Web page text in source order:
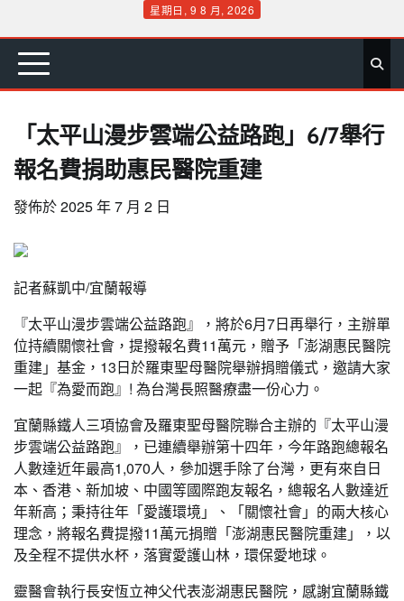
content
星期日, 9 8 月, 2026
首 要 娛 生 社 文 公 運 旅 政 地 專
「太平山漫步雲端公益路跑」6/7舉行
報名費捐助惠民醫院重建
發佈於2025 年 7 月 2 日
記者蘇凱中/宜蘭報導
『太平山漫步雲端公益路跑』，將於6月7日再舉行，主辦單
位持續關懷社會，提撥報名費11萬元，贈予「澎湖惠民醫院
重建」基金，13日於羅東聖母醫院舉辦捐贈儀式，邀請大家
一起『為愛而跑』! 為台灣長照醫療盡一份心力。
宜蘭縣鐵人三項協會及羅東聖母醫院聯合主辦的『太平山漫
步雲端公益路跑』，已連續舉辦第十四年，今年路跑總報名
人數達近年最高1,070人，參加選手除了台灣，更有來自日
本、香港、新加坡、中國等國際跑友報名，總報名人數達近
年新高；秉持往年「愛護環境」、「關懷社會」的兩大核心
理念，將報名費提撥11萬元捐贈「澎湖惠民醫院重建」，以
及全程不提供水杯，落實愛護山林，環保愛地球。
靈醫會執行長安恆立神父代表澎湖惠民醫院，感謝宜蘭縣鐵